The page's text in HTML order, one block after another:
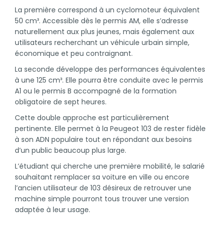
La première correspond à un cyclomoteur équivalent
50 cm³. Accessible dès le permis AM, elle s’adresse
naturellement aux plus jeunes, mais également aux
utilisateurs recherchant un véhicule urbain simple,
économique et peu contraignant.
La seconde développe des performances équivalentes
à une 125 cm³. Elle pourra être conduite avec le permis
A1 ou le permis B accompagné de la formation
obligatoire de sept heures.
Cette double approche est particulièrement
pertinente. Elle permet à la Peugeot 103 de rester fidèle
à son ADN populaire tout en répondant aux besoins
d’un public beaucoup plus large.
L’étudiant qui cherche une première mobilité, le salarié
souhaitant remplacer sa voiture en ville ou encore
l’ancien utilisateur de 103 désireux de retrouver une
machine simple pourront tous trouver une version
adaptée à leur usage.